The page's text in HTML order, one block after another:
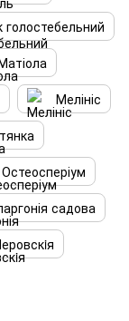
голостебельний
Мелініс
Остеосперіум
садова